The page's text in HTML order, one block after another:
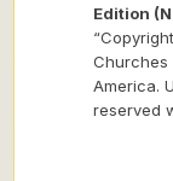
Edition
Churches
America.
reserved